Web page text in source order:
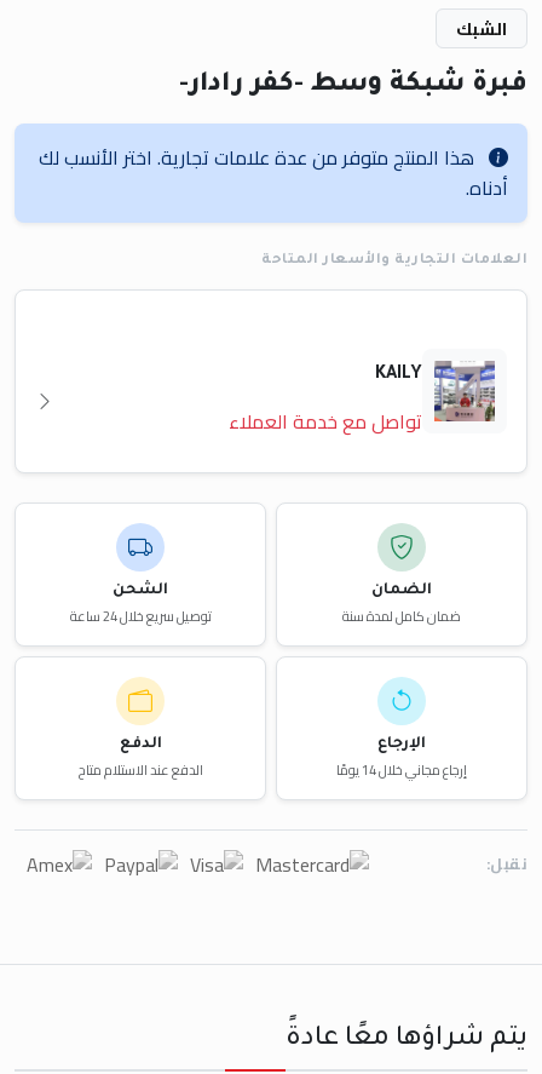
الشبك
فبرة شبكة وسط -كفر رادار-
هذا المنتج متوفر من عدة علامات تجارية. اختر الأنسب لك
أدناه.
العلامات التجارية والأسعار المتاحة
KAILY
تواصل مع خدمة العملاء
الضمان
ضمان كامل لمدة سنة
الشحن
توصيل سريع خلال 24 ساعة
الإرجاع
إرجاع مجاني خلال 14 يومًا
الدفع
الدفع عند الاستلام متاح
نقبل:
يتم شراؤها معًا عادةً